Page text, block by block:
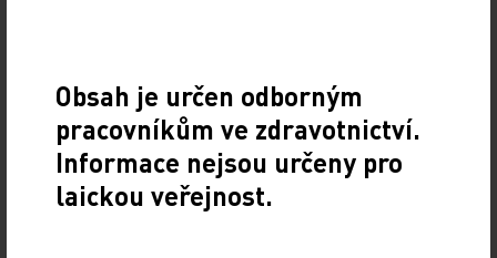
oba systémy naprosto srovnatelné.
Co rozhodnutí odejít znamenalo pro vaše blízké?
Rodiče mě v tom naprosto podporují, chtějí,
Obsah je určen odborným
pracovníkům ve zdravotnictví.
Informace nejsou určeny pro
laickou veřejnost.